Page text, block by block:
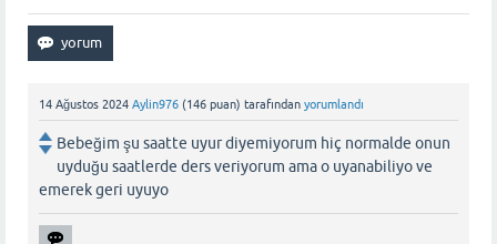
14 Ağustos 2024 Aylin976 (146 puan) tarafından yorumlandı
Bebeğim şu saatte uyur diyemiyorum hiç normalde onun
uyduğu saatlerde ders veriyorum ama o uyanabiliyo ve
emerek geri uyuyo